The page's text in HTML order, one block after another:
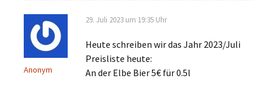
Anonym
29. Juli 2023 um 19:35 Uhr
Heute schreiben wir das Jahr 2023/Juli
Preisliste heute:
An der Elbe Bier 5€ für 0.5l